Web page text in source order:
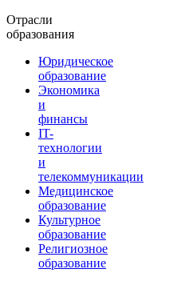
Отрасли
образования
Юридическое
образование
Экономика
и
финансы
IT-
технологии
и
телекоммуникации
Медицинское
образование
Культурное
образование
Религиозное
образование